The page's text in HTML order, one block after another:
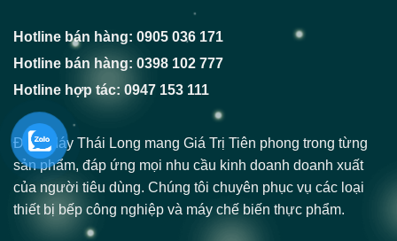
Hotline bán hàng: 0905 036 171
Hotline bán hàng: 0398 102 777
Hotline hợp tác: 0947 153 111
Điện Máy Thái Long mang Giá Trị Tiên phong trong từng
sản phẩm, đáp ứng mọi nhu cầu kinh doanh doanh xuất
của người tiêu dùng. Chúng tôi chuyên phục vụ các loại
thiết bị bếp công nghiệp và máy chế biến thực phẩm.